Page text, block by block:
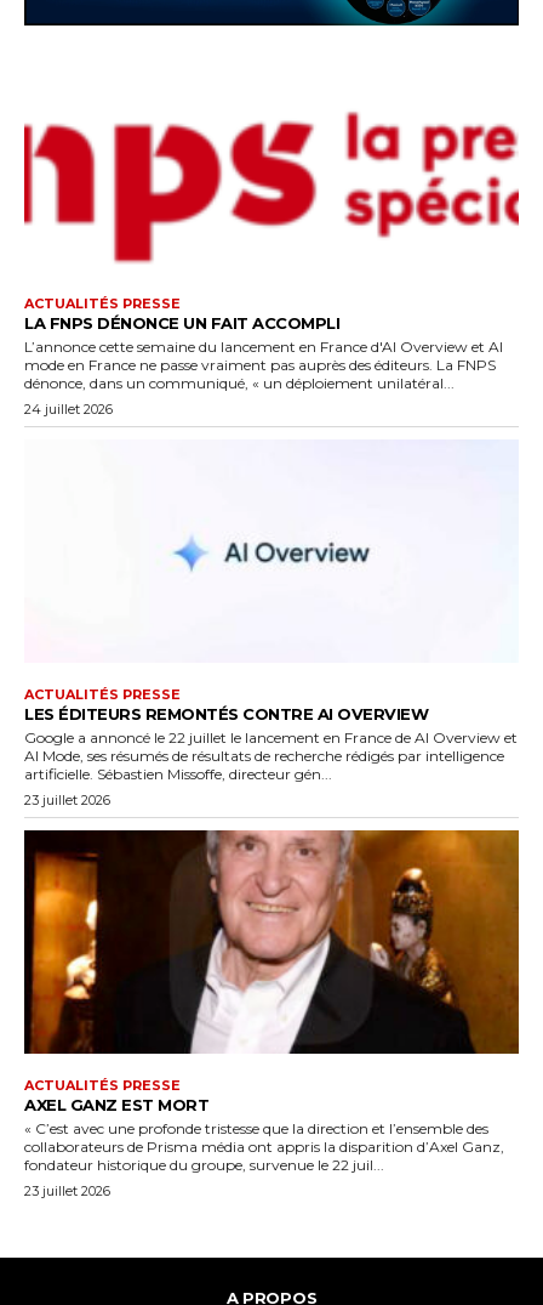
ACTUALITÉS PRESSE
LA FNPS DÉNONCE UN FAIT ACCOMPLI
L’annonce cette semaine du lancement en France d'AI Overview et AI
mode en France ne passe vraiment pas auprès des éditeurs. La FNPS
dénonce, dans un communiqué, « un déploiement unilatéral...
24 juillet 2026
ACTUALITÉS PRESSE
LES ÉDITEURS REMONTÉS CONTRE AI OVERVIEW
Google a annoncé le 22 juillet le lancement en France de AI Overview et
AI Mode, ses résumés de résultats de recherche rédigés par intelligence
artificielle. Sébastien Missoffe, directeur gén...
23 juillet 2026
ACTUALITÉS PRESSE
AXEL GANZ EST MORT
« C’est avec une profonde tristesse que la direction et l’ensemble des
collaborateurs de Prisma média ont appris la disparition d’Axel Ganz,
fondateur historique du groupe, survenue le 22 juil...
23 juillet 2026
A PROPOS